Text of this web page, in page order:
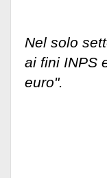
Nel solo
ai fini INPS
euro".